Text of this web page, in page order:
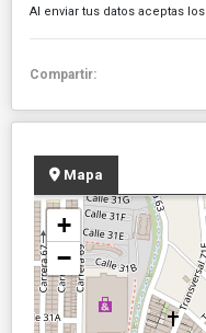
Al enviar tus datos aceptas los
Compartir:
Mapa
+
−